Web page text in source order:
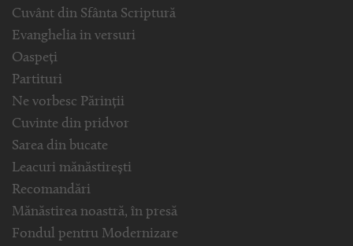
Cuvânt din Sfânta Scriptură
Evanghelia in versuri
Oaspeți
Partituri
Ne vorbesc Părinții
Cuvinte din pridvor
Sarea din bucate
Leacuri mănăstirești
Recomandări
Mănăstirea noastră, în presă
Fondul pentru Modernizare